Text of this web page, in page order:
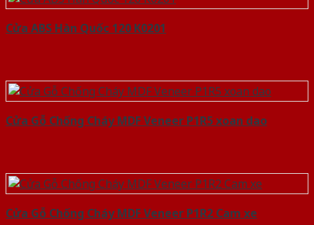
Cửa ABS Hàn Quốc 120 K0201
Cửa Gỗ Chống Cháy MDF Veneer P1R5 xoan dao
Cửa Gỗ Chống Cháy MDF Veneer P1R2 Cam xe